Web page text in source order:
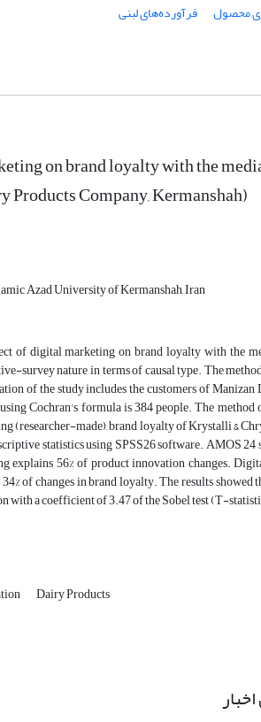
محصول
فرآورده‌های لبنی
on brand loyalty with the
Company, Kermanshah)
Azad University of Kermanshah, Iran
of digital marketing on brand loyalty with the
survey nature in terms of causal type. The
of the study includes the customers of
Cochran's formula is 384 people. The
(researcher-made), brand loyalty of Krystalli &
statistics using SPSS26 software. AMOS
56% of product innovation changes.
of changes in brand loyalty. The results
a coefficient of 3.47 of the Sobel test (T-
Dairy Products